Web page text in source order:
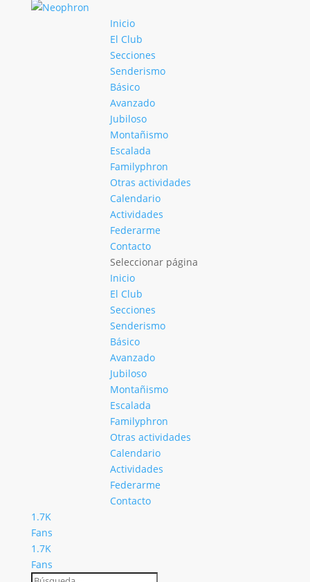
Inicio
El Club
Secciones
Senderismo
Básico
Avanzado
Jubiloso
Montañismo
Escalada
Familyphron
Otras actividades
Calendario
Actividades
Federarme
Contacto
Seleccionar página
Inicio
El Club
Secciones
Senderismo
Básico
Avanzado
Jubiloso
Montañismo
Escalada
Familyphron
Otras actividades
Calendario
Actividades
Federarme
Contacto
1.7K
Fans
1.7K
Fans